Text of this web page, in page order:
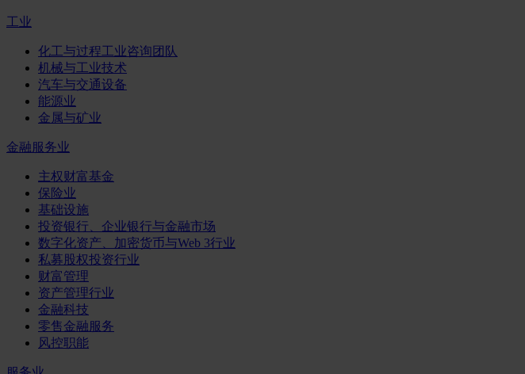
工业
化工与过程工业咨询团队
机械与工业技术
汽车与交通设备
能源业
金属与矿业
金融服务业
主权财富基金
保险业
基础设施
投资银行、企业银行与金融市场
数字化资产、加密货币与Web 3行业
私募股权投资行业
财富管理
资产管理行业
金融科技
零售金融服务
风控职能